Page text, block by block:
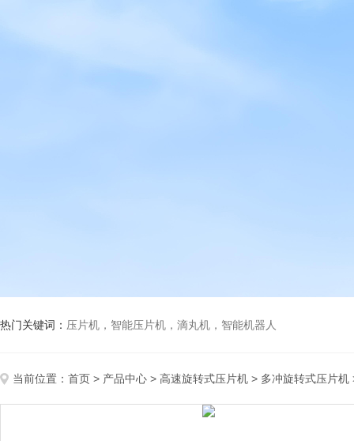
热门关键词： 压片机，智能压片机，滴丸机，智能机器人
当前位置： 首页 > 产品中心 > 高速旋转式压片机 > 多冲旋转式压片机